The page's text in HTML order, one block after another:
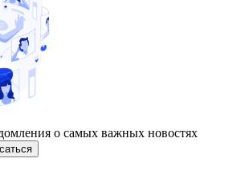
о самых важных новостях